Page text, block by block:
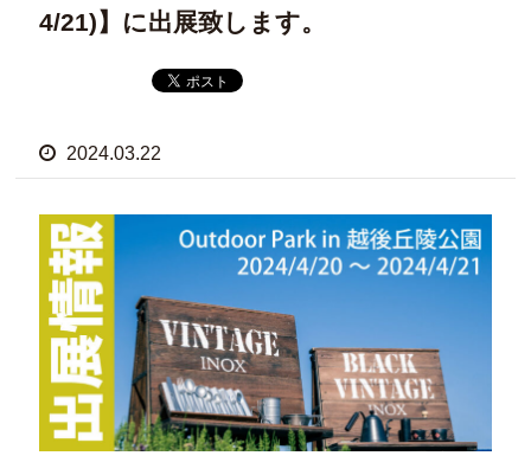
4/21)】に出展致します。
2024.03.22